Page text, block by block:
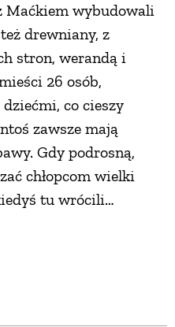
Maćkiem wybudowali
drewniany, z
stron, werandą i
26 osób,
co cieszy
zawsze mają
Gdy podrosną,
chłopcom wielki
tu wrócili…